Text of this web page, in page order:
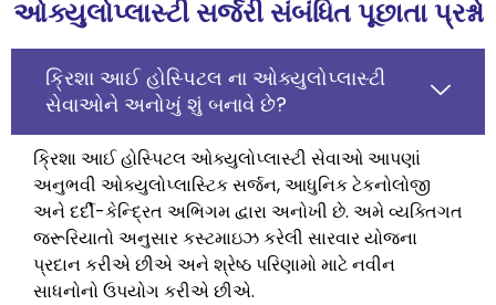
ઓક્યુલોપ્લાસ્ટી સર્જરી સંબંધિત પૂછાતા પ્રશ્નો
ક્રિશા આઈ હોસ્પિટલ ના ઓક્યુલોપ્લાસ્ટી
સેવાઓને અનોખું શું બનાવે છે?
ક્રિશા આઈ હોસ્પિટલ ઓક્યુલોપ્લાસ્ટી સેવાઓ આપણાં
અનુભવી ઓક્યુલોપ્લાસ્ટિક સર્જન, આધુનિક ટેકનોલોજી
અને દર્દી-કેન્દ્રિત અભિગમ દ્વારા અનોખી છે. અમે વ્યક્તિગત
જરૂરિયાતો અનુસાર કસ્ટમાઇઝ કરેલી સારવાર યોજના
પ્રદાન કરીએ છીએ અને શ્રેષ્ઠ પરિણામો માટે નવીન
સાધનોનો ઉપયોગ કરીએ છીએ.